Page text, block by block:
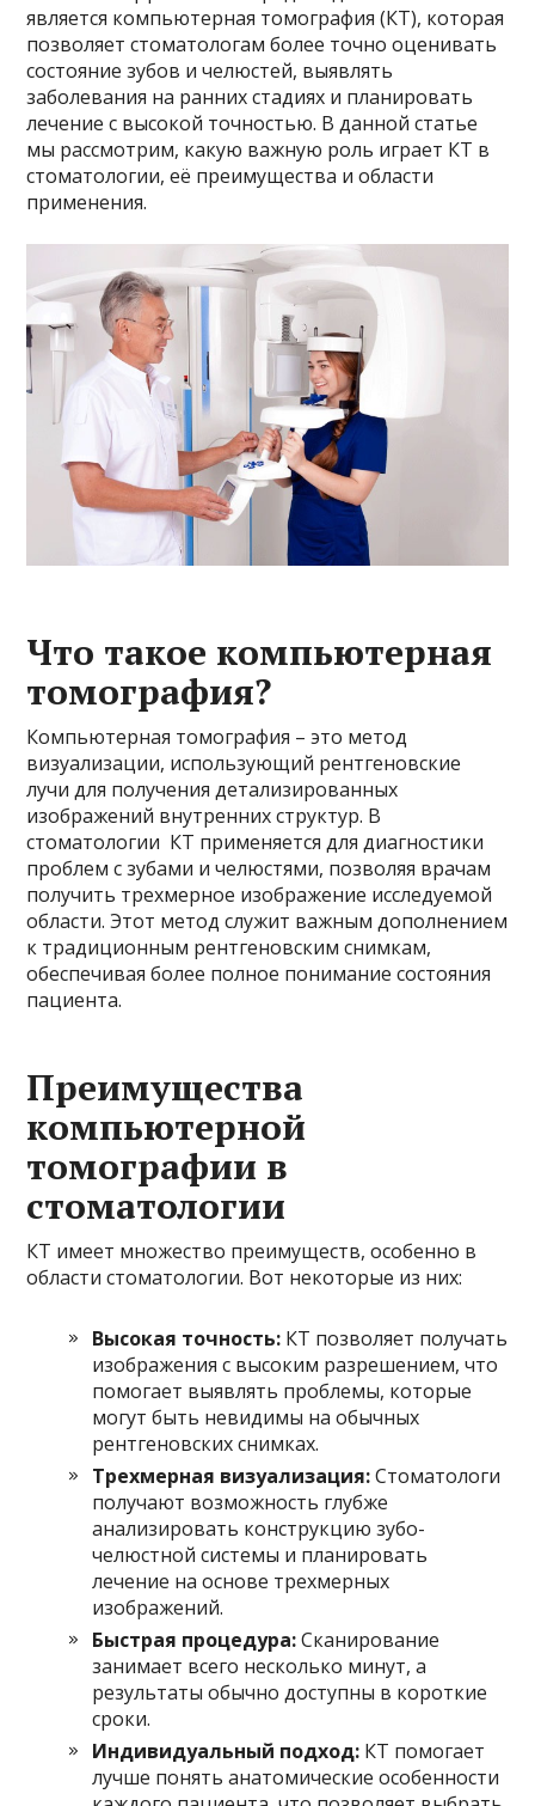
является компьютерная томография (КТ), которая
позволяет стоматологам более точно оценивать
состояние зубов и челюстей, выявлять
заболевания на ранних стадиях и планировать
лечение с высокой точностью. В данной статье
мы рассмотрим, какую важную роль играет КТ в
стоматологии, её преимущества и области
применения.
Что такое компьютерная
томография?
Компьютерная томография – это метод
визуализации, использующий рентгеновские
лучи для получения детализированных
изображений внутренних структур. В
стоматологии КТ применяется для диагностики
проблем с зубами и челюстями, позволяя врачам
получить трехмерное изображение исследуемой
области. Этот метод служит важным дополнением
к традиционным рентгеновским снимкам,
обеспечивая более полное понимание состояния
пациента.
Преимущества
компьютерной
томографии в
стоматологии
КТ имеет множество преимуществ, особенно в
области стоматологии. Вот некоторые из них:
Высокая точность: КТ позволяет получать
изображения с высоким разрешением, что
помогает выявлять проблемы, которые
могут быть невидимы на обычных
рентгеновских снимках.
Трехмерная визуализация:Стоматологи
получают возможность глубже
анализировать конструкцию зубо-
челюстной системы и планировать
лечение на основе трехмерных
изображений.
Быстрая процедура:Сканирование
занимает всего несколько минут, а
результаты обычно доступны в короткие
сроки.
Индивидуальный подход: КТ помогает
лучше понять анатомические особенности